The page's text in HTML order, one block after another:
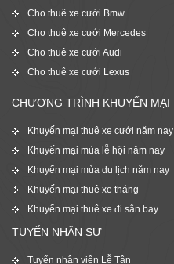
Cho thuê xe cưới Bmw
Cho thuê xe cưới Mercedes
Cho thuê xe cưới Audi
Cho thuê xe cưới Lexus
CHƯƠNG TRÌNH KHUYẾN MẠI
Khuyến mại thuê xe cưới năm nay
Khuyến mại mùa lễ hội năm nay
Khuyến mại mùa du lịch năm nay
Khuyến mại thuê xe tháng
Khuyến mại thuê xe đi sân bay
TUYỂN NHÂN SỰ
Tuyển nhân viên Lễ Tân